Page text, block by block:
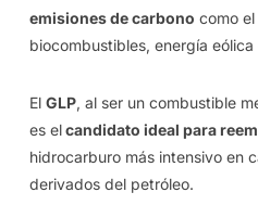
emisiones de carbono como
biocombustibles, energía
El GLP, al ser un combustible
es elcandidato ideal para
hidrocarburo más intensivo en
derivados del petróleo.